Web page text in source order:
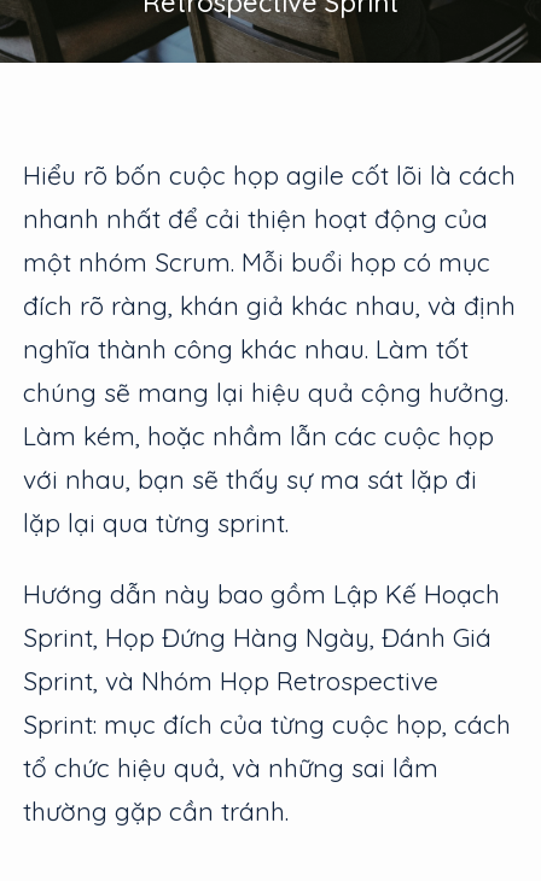
Hiểu rõ bốn cuộc họp agile cốt lõi là cách
nhanh nhất để cải thiện hoạt động của
một nhóm Scrum. Mỗi buổi họp có mục
đích rõ ràng, khán giả khác nhau, và định
nghĩa thành công khác nhau. Làm tốt
chúng sẽ mang lại hiệu quả cộng hưởng.
Làm kém, hoặc nhầm lẫn các cuộc họp
với nhau, bạn sẽ thấy sự ma sát lặp đi
lặp lại qua từng sprint.
Hướng dẫn này bao gồm Lập Kế Hoạch
Sprint, Họp Đứng Hàng Ngày, Đánh Giá
Sprint, và Nhóm Họp Retrospective
Sprint: mục đích của từng cuộc họp, cách
tổ chức hiệu quả, và những sai lầm
thường gặp cần tránh.